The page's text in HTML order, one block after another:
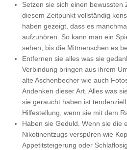
Setzen sie sich einen bewussten
diesem Zeitpunkt vollständig
haben gezeigt, dass es
aufzuhören. So kann man ein
sehen, bis die Mitmenschen es
Entfernen sie alles was sie
Verbindung bringen aus ihrem
alte Aschenbecher wie auch
Andenken dieser Art. Alles was
sie geraucht haben ist
Hilfestellung, wenn sie mit dem
Haben sie Geduld. Wenn sie die
Nikotinentzugs verspüren wie
Appetitsteigerung oder